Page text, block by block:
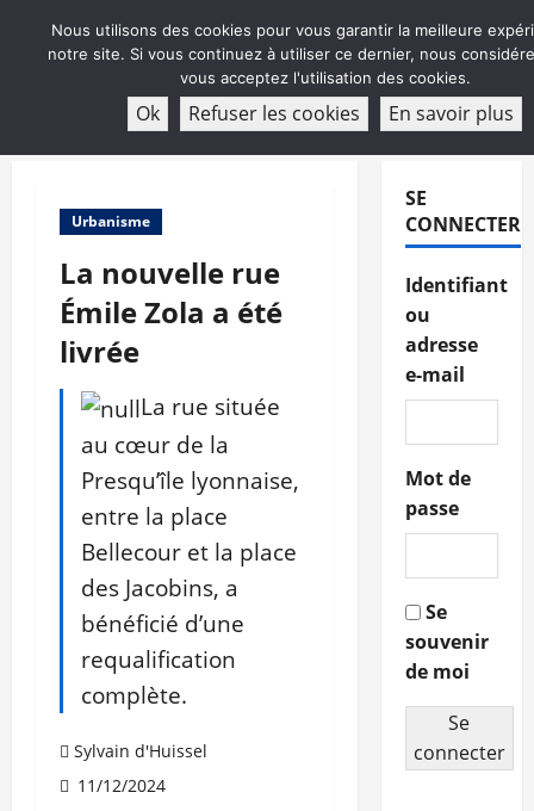
ABONNEMENT
Urbanisme
La nouvelle rue
Émile Zola a été
livrée
La rue située
au cœur de la
Presqu’île lyonnaise,
entre la place
Bellecour et la place
des Jacobins, a
bénéficié d’une
requalification
complète.
Sylvain d'Huissel
11/12/2024
SE
CONNECTER
Identifiant
ou
adresse
e-mail
Mot de
passe
Se
souvenir
de moi
Se
connecter
Nous utilisons des cookies pour vous garantir la meilleure
notre site. Si vous continuez à utiliser ce dernier, nous
vous acceptez l'utilisation des cookies.
Ok Refuser les cookies En savoir plus